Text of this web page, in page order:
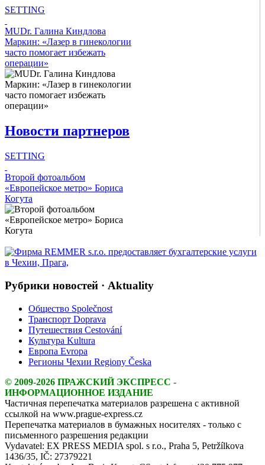
Hide
SETTING
Intro Items
Link Items
Show Image
Show
Hide
MUDr. Галина Киндлова
Маркин: «Лазер в гинекологии
часто помогает избежать
операции»
Новости партнеров
SETTING
Intro Items
Link Items
Show Image
Hide
Второй фотоальбом
«Европейское метро» Бориса
Когута
Рубрики новостей · Aktuality
Общество Společnost
Транспорт Doprava
Путешествия Cestování
Культура Kultura
Европа Evropa
Регионы Чехии Regiony Česka
© 2009-2026 ПРАЖСКИЙ ЭКСПРЕСС -
ИНФОРМАЦИОННОЕ ИЗДАНИЕ
Частичная перепечатка материалов разрешена с активной
ссылкой на www.prague-express.cz
Перепечатка материалов в бумажных носителях - только с
письменного разрешения редакции
Vydavatel: EX PRESS MEDIA spol. s r.o., Praha 5, Petržílkova
1436/35, IČ: 27379221